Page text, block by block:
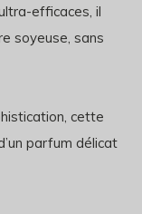
efficaces, il
soyeuse, sans
cette
parfum délicat